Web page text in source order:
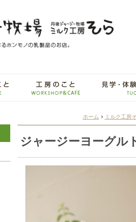
ホーム ミルク工房
ジャージーヨーグル